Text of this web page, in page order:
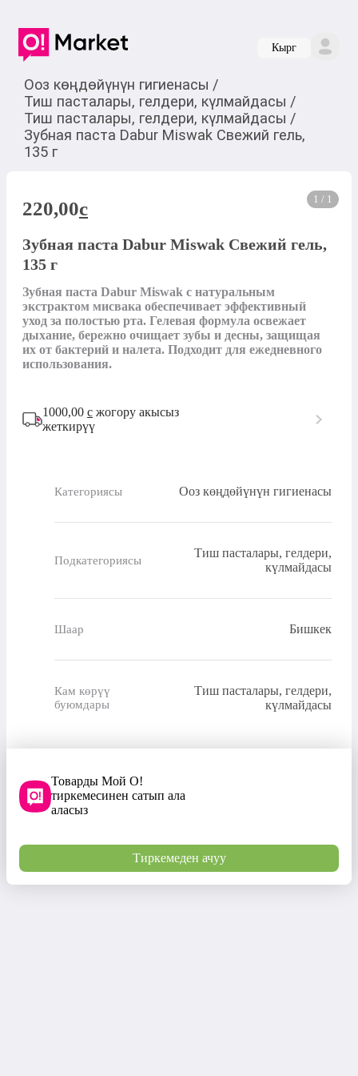
Кырг
Ооз көңдөйүнүн гигиенасы /
Тиш пасталары, гелдери, күлмайдасы /
Тиш пасталары, гелдери, күлмайдасы /
Зубная паста Dabur Miswak Свежий гель,
135 г
1 / 1
220,00c
Зубная паста Dabur Miswak Свежий гель,
135 г
Зубная паста Dabur Miswak с натуральным
экстрактом мисвака обеспечивает эффективный
уход за полостью рта. Гелевая формула освежает
дыхание, бережно очищает зубы и десны, защищая
их от бактерий и налета. Подходит для ежедневного
использования.
1000,00 с жогору акысыз
жеткирүү
Категориясы Ооз көңдөйүнүн гигиенасы
Подкатегориясы
Тиш пасталары, гелдери,
күлмайдасы
Шаар Бишкек
Кам көрүү
буюмдары
Тиш пасталары, гелдери,
күлмайдасы
Товарды Мой О!
тиркемесинен сатып ала
аласыз
Тиркемеден ачуу